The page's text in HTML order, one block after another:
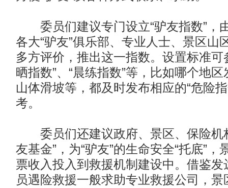
委员们建议专门设立“驴友指数”，
各大“驴友”俱乐部、专业人士、景区山
多方评价，推出这一指数。设置标准可
晒指数”、“晨练指数”等，比如哪个地
山体滑坡等，都及时发布相应的“危险指
考。
委员们还建议政府、景区、保险机
友基金”，为“驴友”的生命安全“托底”，
票收入投入到救援机制建设中。借鉴发
员遇险救援一般求助专业救援公司，